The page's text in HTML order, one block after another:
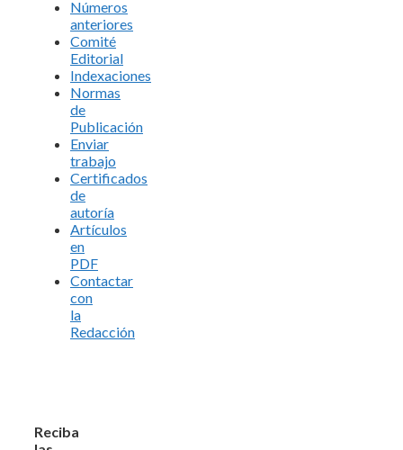
Números
anteriores
Comité
Editorial
Indexaciones
Normas
de
Publicación
Enviar
trabajo
Certificados
de
autoría
Artículos
en
PDF
Contactar
con
la
Redacción
Reciba